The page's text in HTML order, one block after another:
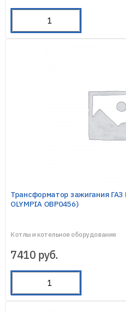
Трансформатор зажигания ГАЗ
OLYMPIA OBP0456)
Котлы и котельное оборудование
7410 руб.